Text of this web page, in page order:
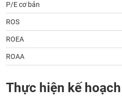
P/E cơ bản
ROS
ROEA
ROAA
Thực hiện kế hoạch
Truyền
tài
chính